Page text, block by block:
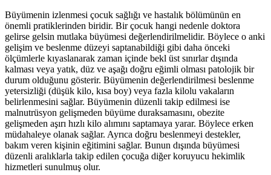
Büyümenin izlenmesi çocuk sağlığı ve hastalık bölümünün en
önemli pratiklerinden biridir. Bir çocuk hangi nedenle doktora
gelirse gelsin mutlaka büyümesi değerlendirilmelidir. Böylece o anki
gelişim ve beslenme düzeyi saptanabildiği gibi daha önceki
ölçümlerle kıyaslanarak zaman içinde bekl üst sınırlar dışında
kalması veya yatık, düz ve aşağı doğru eğimli olması patolojik bir
durum olduğunu gösterir. Büyümenin değerlendirilmesi beslenme
yetersizliği (düşük kilo, kısa boy) veya fazla kilolu vakaların
belirlenmesini sağlar. Büyümenin düzenli takip edilmesi ise
malnutrüsyon gelişmeden büyüme duraksamasını, obezite
gelişmeden aşırı hızlı kilo alımını saptamaya yarar. Böylece erken
müdahaleye olanak sağlar. Ayrıca doğru beslenmeyi destekler,
bakım veren kişinin eğitimini sağlar. Bunun dışında büyümesi
düzenli aralıklarla takip edilen çocuğa diğer koruyucu hekimlik
hizmetleri sunulmuş olur.